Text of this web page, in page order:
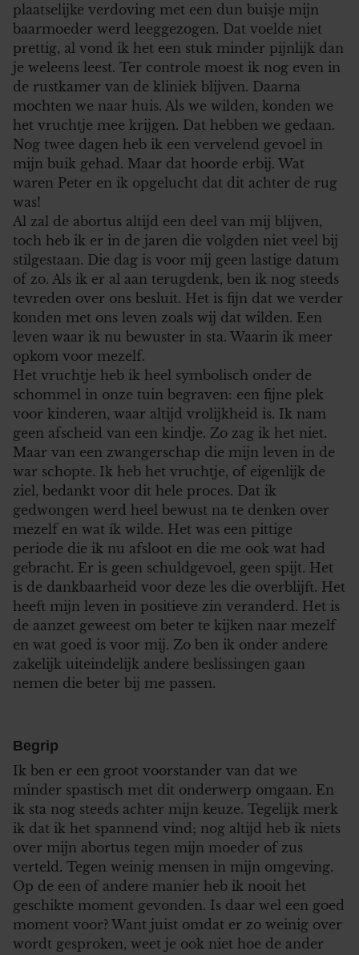
plaatselijke verdoving met een dun buisje mijn
baarmoeder werd leeggezogen. Dat voelde niet
prettig, al vond ik het een stuk minder pijnlijk dan
je weleens leest. Ter controle moest ik nog even in
de rustkamer van de kliniek blijven. Daarna
mochten we naar huis. Als we wilden, konden we
het vruchtje mee krijgen. Dat hebben we gedaan.
Nog twee dagen heb ik een vervelend gevoel in
mijn buik gehad. Maar dat hoorde erbij. Wat
waren Peter en ik opgelucht dat dit achter de rug
was!
Al zal de abortus altijd een deel van mij blijven,
toch heb ik er in de jaren die volgden niet veel bij
stilgestaan. Die dag is voor mij geen lastige datum
of zo. Als ik er al aan terugdenk, ben ik nog steeds
tevreden over ons besluit. Het is fijn dat we verder
konden met ons leven zoals wij dat wilden. Een
leven waar ik nu bewuster in sta. Waarin ik meer
opkom voor mezelf.
Het vruchtje heb ik heel symbolisch onder de
schommel in onze tuin begraven: een fijne plek
voor kinderen, waar altijd vrolijkheid is. Ik nam
geen afscheid van een kindje. Zo zag ik het niet.
Maar van een zwangerschap die mijn leven in de
war schopte. Ik heb het vruchtje, of eigenlijk de
ziel, bedankt voor dit hele proces. Dat ik
gedwongen werd heel bewust na te denken over
mezelf en wat ík wilde. Het was een pittige
periode die ik nu afsloot en die me ook wat had
gebracht. Er is geen schuldgevoel, geen spijt. Het
is de dankbaarheid voor deze les die overblijft. Het
heeft mijn leven in positieve zin veranderd. Het is
de aanzet geweest om beter te kijken naar mezelf
en wat goed is voor mij. Zo ben ik onder andere
zakelijk uiteindelijk andere beslissingen gaan
nemen die beter bij me passen.
Begrip
Ik ben er een groot voorstander van dat we
minder spastisch met dit onderwerp omgaan. En
ik sta nog steeds achter mijn keuze. Tegelijk merk
ik dat ik het spannend vind; nog altijd heb ik niets
over mijn abortus tegen mijn moeder of zus
verteld. Tegen weinig mensen in mijn omgeving.
Op de een of andere manier heb ik nooit het
geschikte moment gevonden. Is daar wel een goed
moment voor? Want juist omdat er zo weinig over
wordt gesproken, weet je ook niet hoe de ander